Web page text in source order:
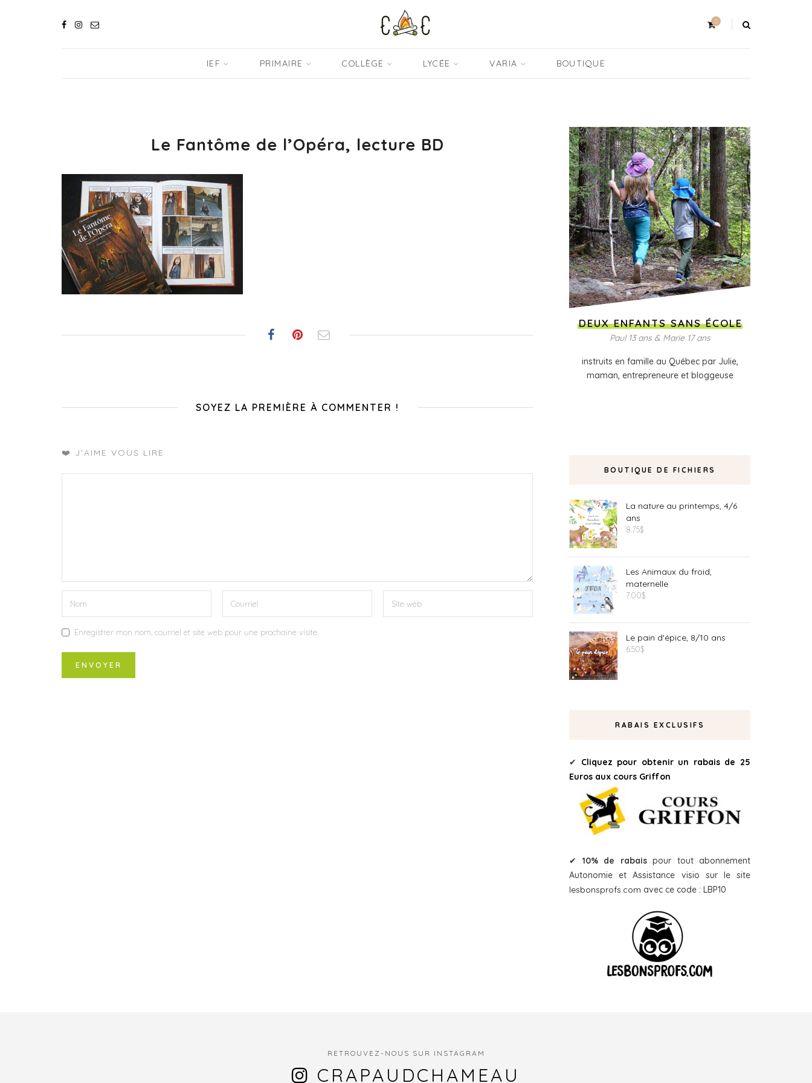
0
IEF PRIMAIRE COLLÈGE LYCÉE VARIA BOUTIQUE
Le Fantôme de l’Opéra, lecture BD
SOYEZ LA PREMIÈRE À COMMENTER !
❤️ J'AIME VOUS LIRE
Enregistrer mon nom, courriel et site web pour une prochaine visite.
DEUX ENFANTS SANS ÉCOLE
Paul 13 ans & Marie 17 ans
instruits en famille au Québec par Julie,
maman, entrepreneure et bloggeuse
BOUTIQUE DE FICHIERS
La nature au printemps, 4/6
ans
8.75$
Les Animaux du froid,
maternelle
7.00$
Le pain d'épice, 8/10 ans
6.50$
RABAIS EXCLUSIFS
✔ Cliquez pour obtenir un rabais de 25
Euros aux cours Griffon
✔ 10% de rabaispour tout abonnement
Autonomie et Assistance visio sur le site
lesbonsprofs.com avec ce code : LBP10
RETROUVEZ-NOUS SUR INSTAGRAM
CRAPAUDCHAMEAU